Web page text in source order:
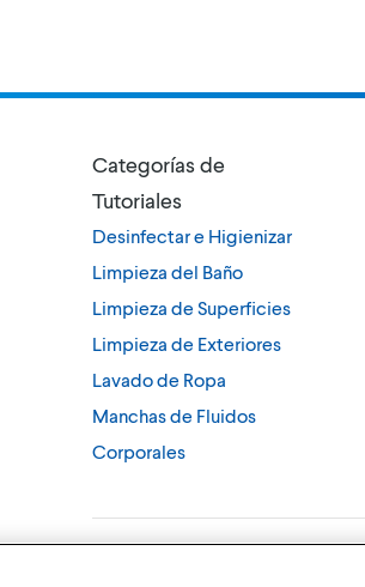
Categorías de
Tutoriales
Desinfectar e Higienizar
Limpieza del Baño
Limpieza de Superficies
Limpieza de Exteriores
Lavado de Ropa
Manchas de Fluidos
Corporales